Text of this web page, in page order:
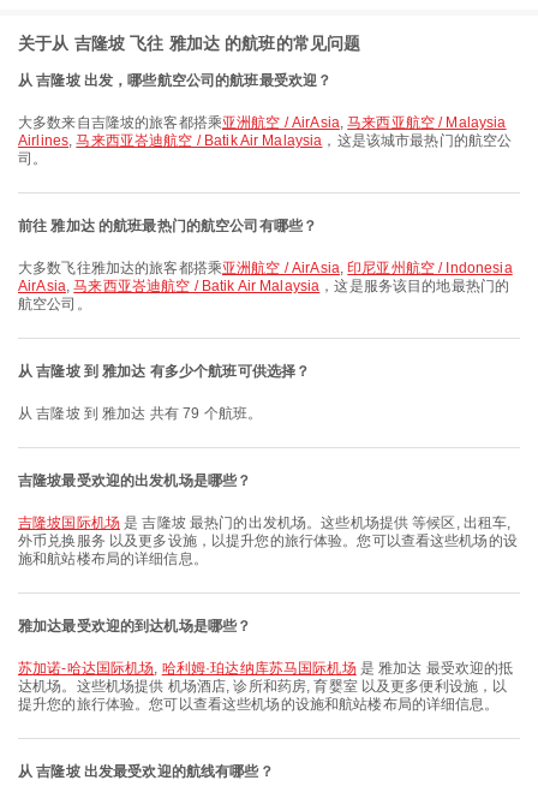
关于从 吉隆坡 飞往 雅加达 的航班的常见问题
从 吉隆坡 出发，哪些航空公司的航班最受欢迎？
大多数来自吉隆坡的旅客都搭乘亚洲航空 / AirAsia,马来西亚航空 / Malaysia
Airlines,马来西亚峇迪航空 / Batik Air Malaysia ，这是该城市最热门的航空公
司。
前往 雅加达 的航班最热门的航空公司有哪些？
大多数飞往雅加达的旅客都搭乘亚洲航空 / AirAsia,印尼亚州航空 / Indonesia
AirAsia,马来西亚峇迪航空 / Batik Air Malaysia ，这是服务该目的地最热门的
航空公司。
从 吉隆坡 到 雅加达 有多少个航班可供选择？
从 吉隆坡 到 雅加达 共有 79 个航班。
吉隆坡最受欢迎的出发机场是哪些？
吉隆坡国际机场是 吉隆坡 最热门的出发机场。这些机场提供 等候区, 出租车,
外币兑换服务 以及更多设施，以提升您的旅行体验。您可以查看这些机场的设
施和航站楼布局的详细信息。
雅加达最受欢迎的到达机场是哪些？
苏加诺-哈达国际机场, 哈利姆·珀达纳库苏马国际机场是 雅加达 最受欢迎的抵
达机场。这些机场提供 机场酒店, 诊所和药房, 育婴室 以及更多便利设施，以
提升您的旅行体验。您可以查看这些机场的设施和航站楼布局的详细信息。
从 吉隆坡 出发最受欢迎的航线有哪些？